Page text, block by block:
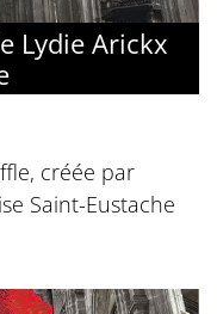
Lydie Arickx
créée par
Saint-Eustache